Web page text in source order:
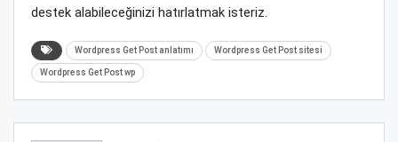
destek alabileceğinizi hatırlatmak isteriz.
Wordpress Get Post anlatımı Wordpress Get Post sitesi
Wordpress Get Post wp